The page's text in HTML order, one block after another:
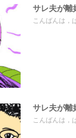
サレ夫が離
こんばんは，
サレ夫が離
こんばんは，